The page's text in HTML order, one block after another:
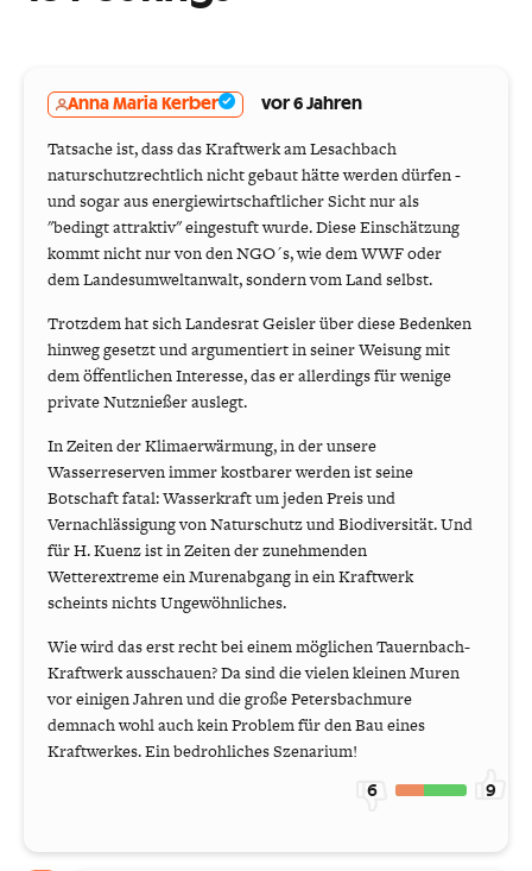
Anna Maria Kerber vor 6 Jahren
Tatsache ist, dass das Kraftwerk am Lesachbach
naturschutzrechtlich nicht gebaut hätte werden dürfen -
und sogar aus energiewirtschaftlicher Sicht nur als
"bedingt attraktiv" eingestuft wurde. Diese Einschätzung
kommt nicht nur von den NGO´s, wie dem WWF oder
dem Landesumweltanwalt, sondern vom Land selbst.
Trotzdem hat sich Landesrat Geisler über diese Bedenken
hinweg gesetzt und argumentiert in seiner Weisung mit
dem öffentlichen Interesse, das er allerdings für wenige
private Nutznießer auslegt.
In Zeiten der Klimaerwärmung, in der unsere
Wasserreserven immer kostbarer werden ist seine
Botschaft fatal: Wasserkraft um jeden Preis und
Vernachlässigung von Naturschutz und Biodiversität. Und
für H. Kuenz ist in Zeiten der zunehmenden
Wetterextreme ein Murenabgang in ein Kraftwerk
scheints nichts Ungewöhnliches.
Wie wird das erst recht bei einem möglichen Tauernbach-
Kraftwerk ausschauen? Da sind die vielen kleinen Muren
vor einigen Jahren und die große Petersbachmure
demnach wohl auch kein Problem für den Bau eines
Kraftwerkes. Ein bedrohliches Szenarium!
6 9